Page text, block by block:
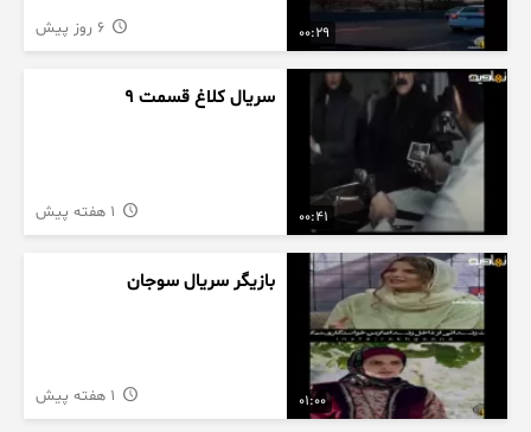
00:29
00:41
سریال کلاغ قسمت 9
01:00
بازیگر سریال سوجان